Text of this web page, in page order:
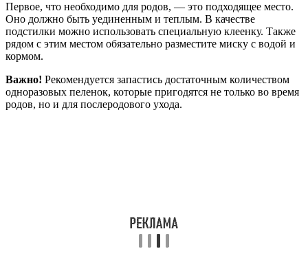
Первое, что необходимо для родов, — это подходящее место.
Оно должно быть уединенным и теплым. В качестве
подстилки можно использовать специальную клеенку. Также
рядом с этим местом обязательно разместите миску с водой и
кормом.
Важно! Рекомендуется запастись достаточным количеством
одноразовых пеленок, которые пригодятся не только во время
родов, но и для послеродового ухода.